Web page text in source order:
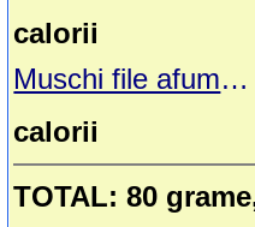
calorii
Muschi file afumat Cris-Tim
calorii
TOTAL: 80